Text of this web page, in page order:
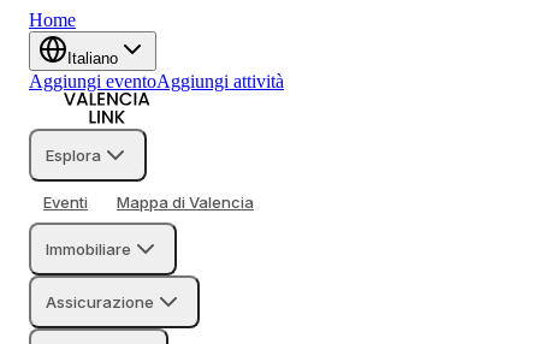
Home
Italiano
Aggiungi eventoAggiungi attività
Esplora
Eventi Mappa di Valencia
Immobiliare
Assicurazione